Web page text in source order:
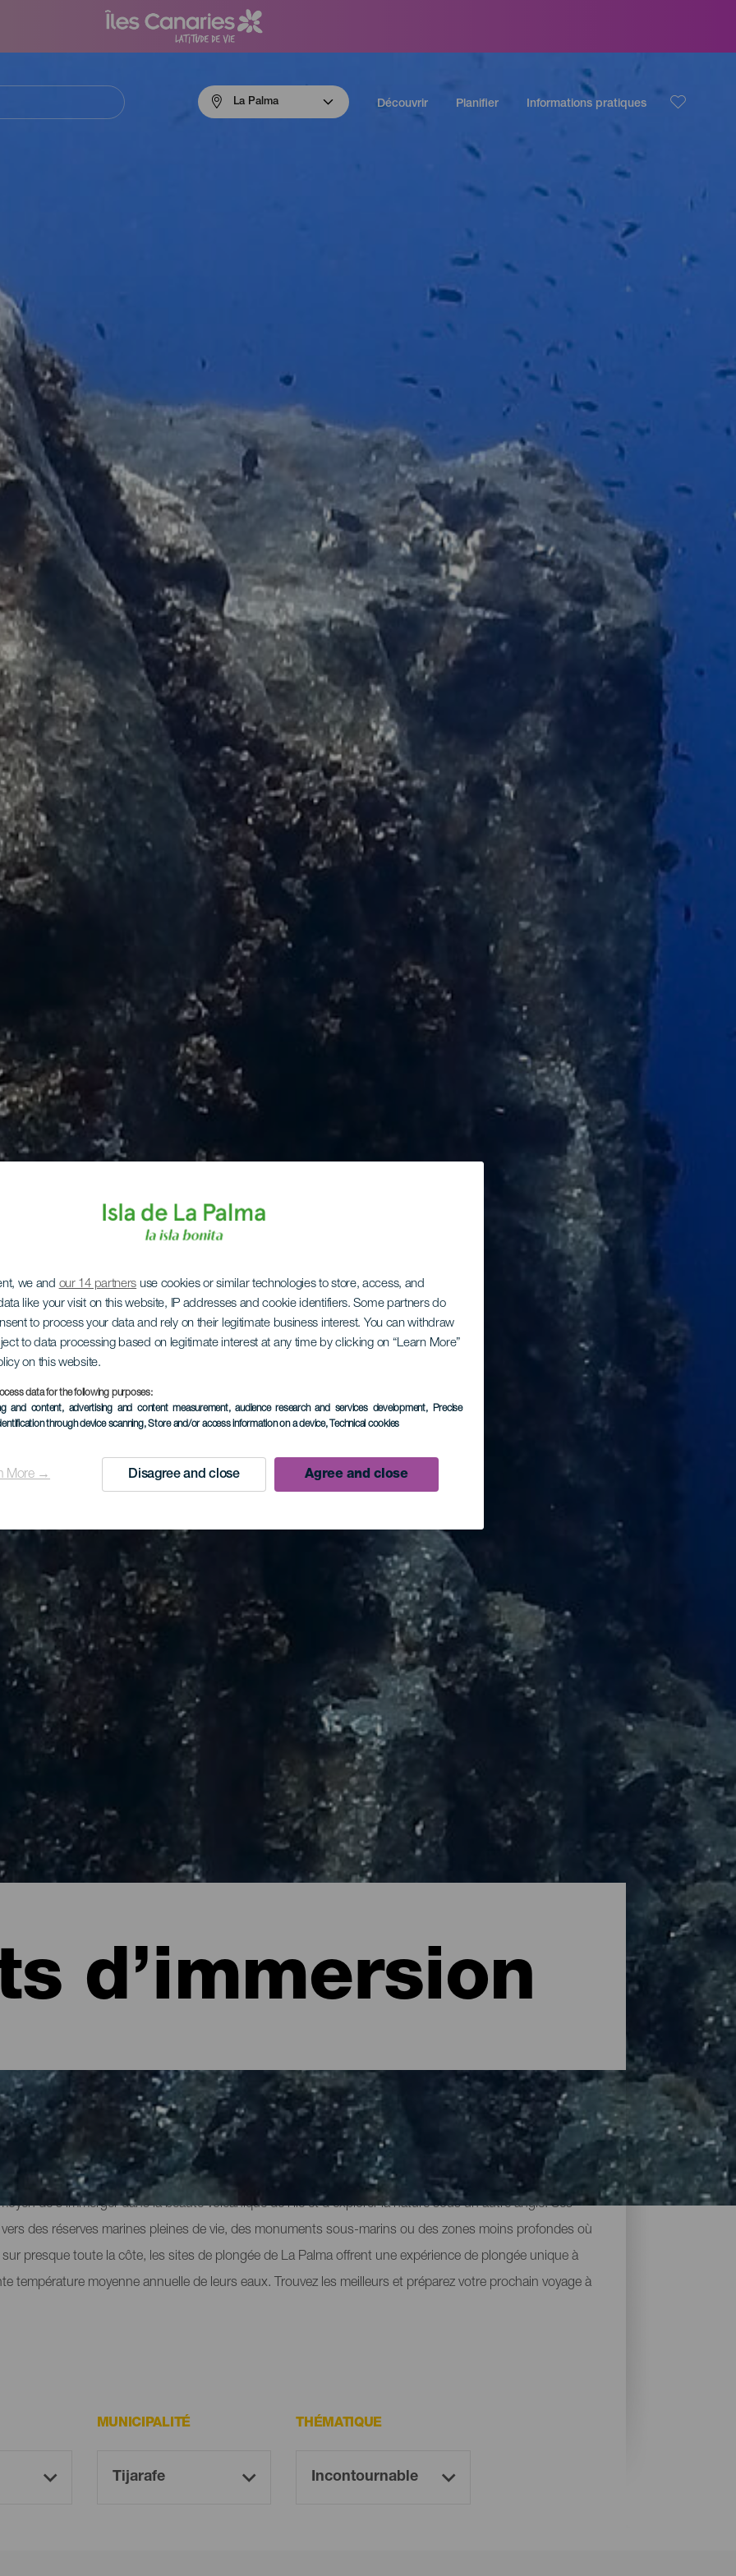
we and our 14 partners use cookies or similar technologies to store, access, and
like your visit on this website, IP addresses and cookie identifiers. Some partners do
to process your data and rely on their legitimate business interest. You can withdraw
to data processing based on legitimate interest at any time by clicking on “Learn More”
on this website.
data for the following purposes:
and content, advertising and content measurement, audience research and services development, Precise
through device scanning, Store and/or access information on a device, Technical cookies
More → Disagree and close Agree and close
La Palma Découvrir Planifier Informations pratiques
d’immersion
de La Palma
de s'immerger dans la beauté volcanique de l'île et d'explorer la nature sous un autre angle. Ses
des réserves marines pleines de vie, des monuments sous-marins ou des zones moins profondes où
presque toute la côte, les sites de plongée de La Palma offrent une expérience de plongée unique à
température moyenne annuelle de leurs eaux. Trouvez les meilleurs et préparez votre prochain voyage à
MUNICIPALITÉ THÉMATIQUE